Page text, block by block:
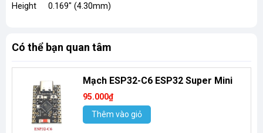
Height 0.169" (4.30mm)
Có thể bạn quan tâm
Mạch ESP32-C6 ESP32 Super Mini
95.000₫
Thêm vào giỏ